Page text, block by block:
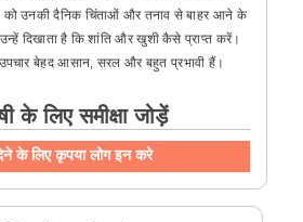
उनकी दैनिक चिंताओं और तनाव से बाहर आने के
उन्हें दिखाता है कि शांति और खुशी कैसे प्राप्त करें।
बेहद आसान, सरल और बहुत प्रभावी हैं।
के लिए समीक्षा जोड़ें
के लिए कृपया लोग इन करे